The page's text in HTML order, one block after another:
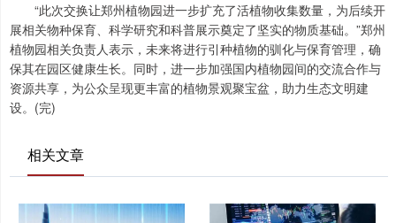
“此次交换让郑州植物园进一步扩充了活植物收集数量，为后续开
展相关物种保育、科学研究和科普展示奠定了坚实的物质基础。”郑州
植物园相关负责人表示，未来将进行引种植物的驯化与保育管理，确
保其在园区健康生长。同时，进一步加强国内植物园间的交流合作与
资源共享，为公众呈现更丰富的植物景观聚宝盆，助力生态文明建
设。(完)
相关文章